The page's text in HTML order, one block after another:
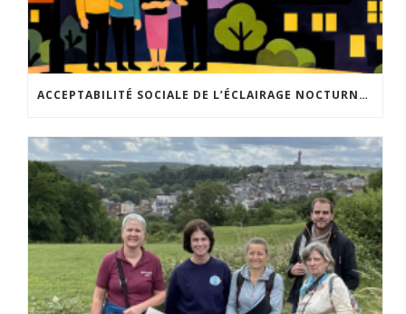
ACCEPTABILITÉ SOCIALE DE L’ÉCLAIRAGE NOCTURNE : LE REPLAY EST DISPONIBLE